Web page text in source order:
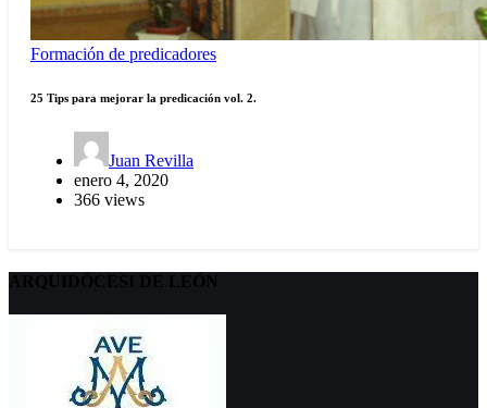
Formación de predicadores
25 Tips para mejorar la predicación vol. 2.
Juan Revilla
enero 4, 2020
366 views
ARQUIDÖCESI DE LEÓN